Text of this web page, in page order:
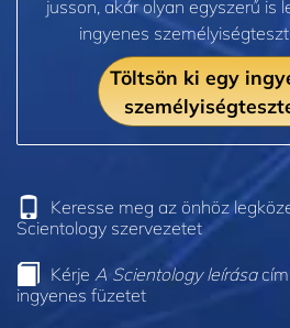
jusson, akár olyan egyszerű is
ingyenes személyiségteszt
Töltsön ki egy
Keresse meg az önhöz
Scientology szervezetet
Kérje A Scientology leírása
ingyenes füzetet